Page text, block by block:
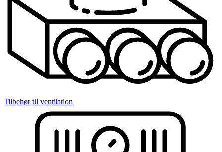
Tilbehør til ventilation